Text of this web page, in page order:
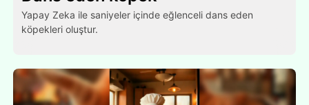
Yapay Zeka ile saniyeler içinde eğlenceli dans eden
köpekleri oluştur.